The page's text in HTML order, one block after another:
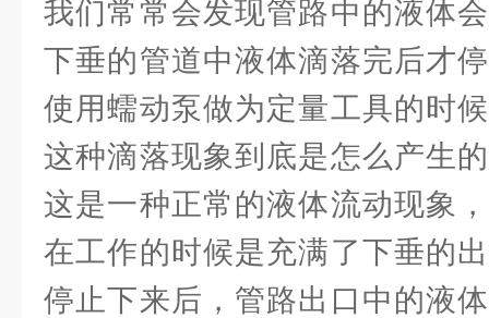
我们常常会发现管路中的液体
下垂的管道中液体滴落完后才
使用蠕动泵做为定量工具的时
这种滴落现象到底是怎么产生
这是一种正常的液体流动现象
在工作的时候是充满了下垂的
停止下来后，管路出口中的液